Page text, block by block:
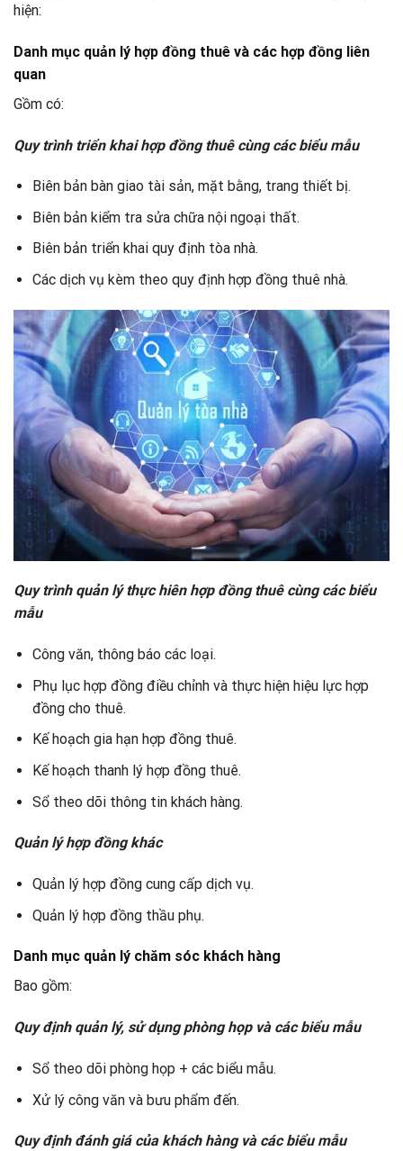
hiện:
Danh mục quản lý hợp đồng thuê và các hợp đồng liên
quan
Gồm có:
Quy trình triển khai hợp đồng thuê cùng các biểu mẫu
Biên bản bàn giao tài sản, mặt bằng, trang thiết bị.
Biên bản kiểm tra sửa chữa nội ngoại thất.
Biên bản triển khai quy định tòa nhà.
Các dịch vụ kèm theo quy định hợp đồng thuê nhà.
Quy trình quản lý thực hiên hợp đồng thuê cùng các biểu
mẫu
Công văn, thông báo các loại.
Phụ lục hợp đồng điều chỉnh và thực hiện hiệu lực hợp
đồng cho thuê.
Kế hoạch gia hạn hợp đồng thuê.
Kế hoạch thanh lý hợp đồng thuê.
Sổ theo dõi thông tin khách hàng.
Quản lý hợp đồng khác
Quản lý hợp đồng cung cấp dịch vụ.
Quản lý hợp đồng thầu phụ.
Danh mục quản lý chăm sóc khách hàng
Bao gồm:
Quy định quản lý, sử dụng phòng họp và các biểu mẫu
Sổ theo dõi phòng họp + các biểu mẫu.
Xử lý công văn và bưu phẩm đến.
Quy định đánh giá của khách hàng và các biểu mẫu